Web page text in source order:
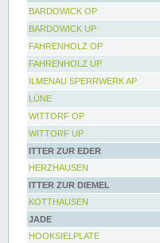
BARDOWICK OP
BARDOWICK UP
FAHRENHOLZ OP
FAHRENHOLZ UP
ILMENAU SPERRWERK AP
LÜNE
WITTORF OP
WITTORF UP
ITTER ZUR EDER
HERZHAUSEN
ITTER ZUR DIEMEL
KOTTHAUSEN
JADE
HOOKSIELPLATE